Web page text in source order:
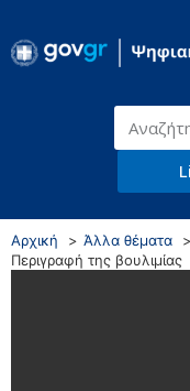
Αρχική Άλλα θέματα
Περιγραφή της βουλιμίας